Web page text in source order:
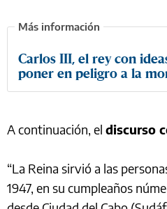
Carlos III, el rey con
poner en peligro a la
A continuación, el discurso
“La Reina sirvió a las
1947, en su cumpleaños